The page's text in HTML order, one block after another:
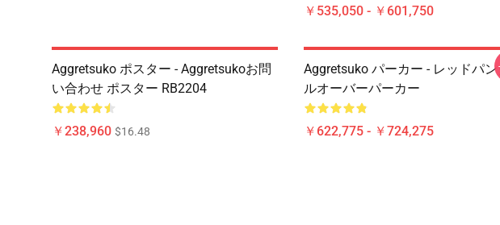
￥535,050 - ￥601,750
Aggretsuko ポスター - Aggretsukoお問
い合わせ ポスター RB2204
￥238,960 $16.48
Aggretsuko パーカー - レッドパ
ルオーバーパーカー
￥622,775 - ￥724,275